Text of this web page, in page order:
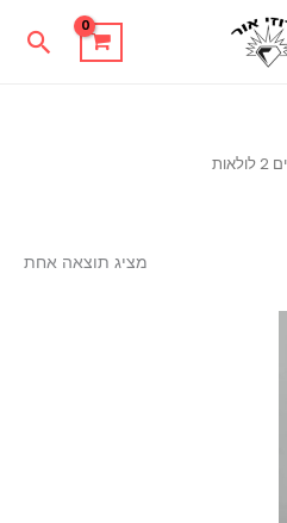
חיפוש
מציג תוצאה אחת